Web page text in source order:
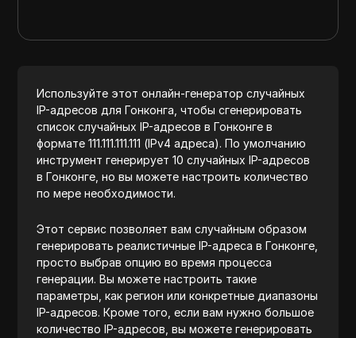
Используйте этот онлайн-генератор случайных
IP-адресов для Гонконга, чтобы сгенерировать
список случайных IP-адресов в Гонконге в
формате 111.111.111.111 (IPv4 адреса). По умолчанию
инструмент генерирует 10 случайных IP-адресов
в Гонконге, но вы можете настроить количество
по мере необходимости.
Этот сервис позволяет вам случайным образом
генерировать реалистичные IP-адреса в Гонконге,
просто выбрав опцию во время процесса
генерации. Вы можете настроить такие
параметры, как регион или конкретные диапазоны
IP-адресов. Кроме того, если вам нужно большое
количество IP-адресов, вы можете генерировать